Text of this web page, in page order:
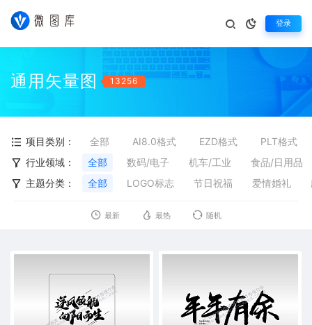
登录
通用矢量图 13256
项目类别： 全部 AI8.0格式 EZD格式
PLT格式
行业领域：
全部 数码/电子 机车/工业
食品/日用品
主题分类：
全部 LOGO标志 节日祝福 爱情婚礼
最新 最热 随机